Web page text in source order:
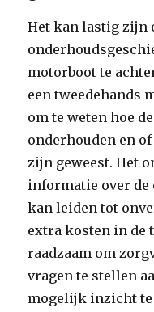
Het kan lastig zijn
motorboot te
een tweedehands
om te weten hoe
onderhouden en
zijn geweest. Het
informatie over de
kan leiden tot
extra kosten in de
raadzaam om
vragen te stellen
mogelijk inzicht te